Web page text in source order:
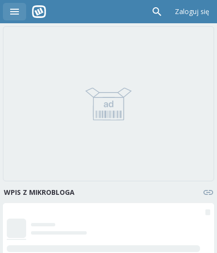
Zaloguj się
WPIS Z MIKROBLOGA